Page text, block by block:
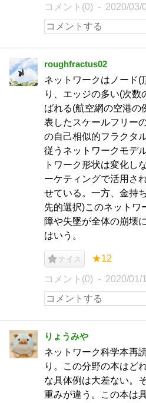
コメント(0) 2020/03/
roughfractus02
ネットワークはノード(
り、エッジの多い(次
ばれる(航空網の空港の
表したスケールフリー
の自己相似的フラクタ
従うネットワークモデ
トワーク形状は変化し
ーケティングで活用さ
せている。一方、金持
先的選択)このネットワ
障や失墜が全体の崩壊
はいう。
ナイス ★12
コメント(0) 2020/01/
りょうみや
ネットワーク科学本再
り。この分野の本はど
な具体例は大差ない。
重みが違う。この本は